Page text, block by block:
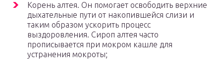
Корень алтея. Он помогает освободить верхние
дыхательные пути от накопившейся слизи и
таким образом ускорить процесс
выздоровления. Сироп алтея часто
прописывается при мокром кашле для
устранения мокроты;